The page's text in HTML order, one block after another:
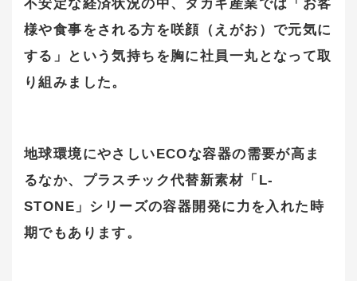
不安定な経済状況の中、タカギ産業では「お客
様や食事をされる方を咲顔（えがお）で元気に
する」という気持ちを胸に社員一丸となって取
り組みました。
地球環境にやさしいECOな容器の需要が高ま
るなか、プラスチック代替新素材「L-
STONE」シリーズの容器開発に力を入れた時
期でもあります。